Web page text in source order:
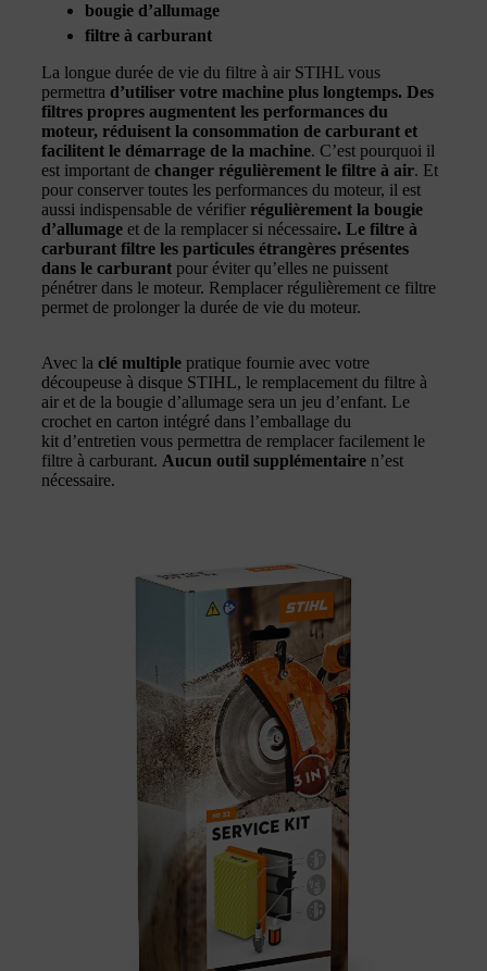
bougie d’allumage
filtre à carburant
La longue durée de vie du filtre à air STIHL vous
permettra d’utiliser votre machine plus longtemps. Des
filtres propres augmentent les performances du
moteur, réduisent la consommation de carburant et
facilitent le démarrage de la machine. C’est pourquoi il
est important de changer régulièrement le filtre à air. Et
pour conserver toutes les performances du moteur, il est
aussi indispensable de vérifier régulièrement la bougie
d’allumage et de la remplacer si nécessaire. Le filtre à
carburant filtre les particules étrangères présentes
dans le carburant pour éviter qu’elles ne puissent
pénétrer dans le moteur. Remplacer régulièrement ce filtre
permet de prolonger la durée de vie du moteur.
Avec la clé multiple pratique fournie avec votre
découpeuse à disque STIHL, le remplacement du filtre à
air et de la bougie d’allumage sera un jeu d’enfant. Le
crochet en carton intégré dans l’emballage du
kit d’entretien vous permettra de remplacer facilement le
filtre à carburant. Aucun outil supplémentaire n’est
nécessaire.